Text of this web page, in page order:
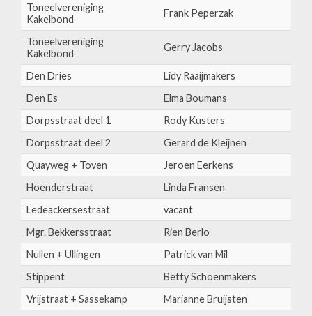
Toneelvereniging
Kakelbond
Frank Peperzak
Toneelvereniging
Kakelbond
Gerry Jacobs
Den Dries
Lidy Raaijmakers
Den Es
Elma Boumans
Dorpsstraat deel 1
Rody Kusters
Dorpsstraat deel 2
Gerard de Kleijnen
Quayweg + Toven
Jeroen Eerkens
Hoenderstraat
Linda Fransen
Ledeackersestraat
vacant
Mgr. Bekkersstraat
Rien Berlo
Nullen + Ullingen
Patrick van Mil
Stippent
Betty Schoenmakers
Vrijstraat + Sassekamp
Marianne Bruijsten